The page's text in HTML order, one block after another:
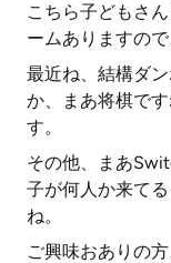
こちら子どもさ
ームありますの
最近ね、結構ダ
か、まあ将棋で
す。
その他、まあ
子が何人か来て
ね。
ご興味おありの